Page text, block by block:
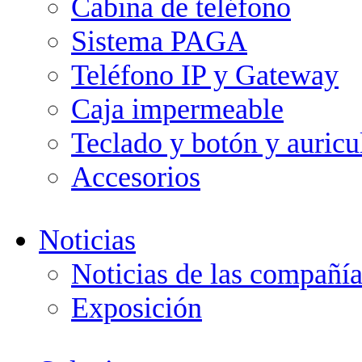
Cabina de teléfono
Sistema PAGA
Teléfono IP y Gateway
Caja impermeable
Teclado y botón y
Accesorios
Noticias
Noticias de las
Exposición